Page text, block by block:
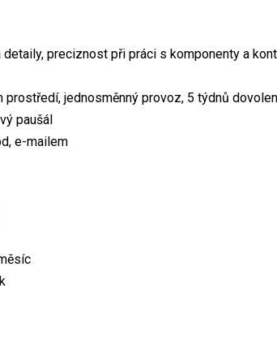
detaily, preciznost při práci s komponenty a
prostředí, jednosměnný provoz, 5 týdnů
paušál
e-mailem